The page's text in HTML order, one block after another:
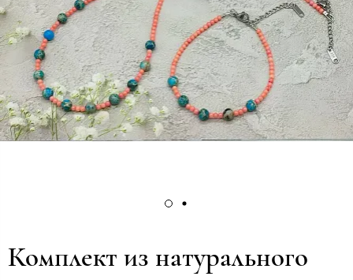
Комплект из натурального